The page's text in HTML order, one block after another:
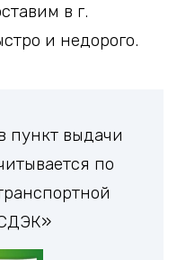
в г.
и недорого.
пункт выдачи
по